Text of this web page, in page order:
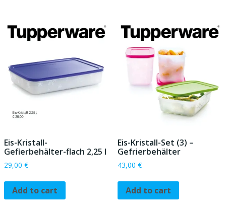
Eis-Kristall-
Gefierbehälter-flach 2,25 l
29,00 €
Add to cart
Eis-Kristall-Set (3) –
Gefrierbehälter
43,00 €
Add to cart